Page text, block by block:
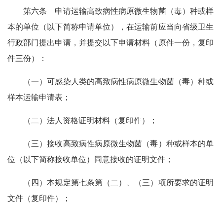
第六条 申请运输高致病性病原微生物菌（毒）种或样
本的单位（以下简称申请单位），在运输前应当向省级卫生
行政部门提出申请，并提交以下申请材料（原件一份，复印
件三份）：
（一）可感染人类的高致病性病原微生物菌（毒）种或
样本运输申请表；
（二）法人资格证明材料（复印件）；
（三）接收高致病性病原微生物菌（毒）种或样本的单
位（以下简称接收单位）同意接收的证明文件；
（四）本规定第七条第（二）、（三）项所要求的证明
文件（复印件）；